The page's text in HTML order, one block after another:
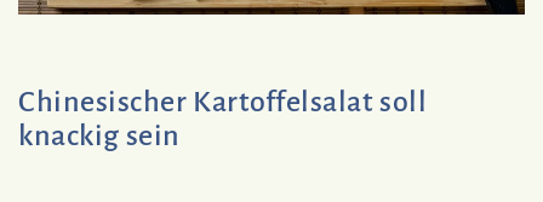
Chinesischer Kartoffelsalat soll
knackig sein